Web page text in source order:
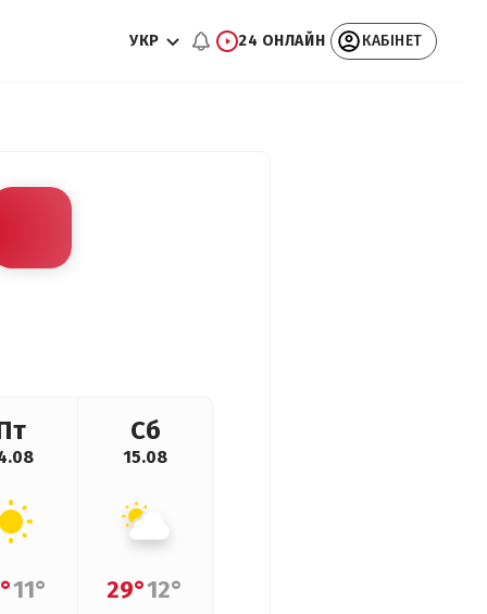
УКР 24 ОНЛАЙН КАБІНЕТ
11°
Сб
15.08
29°12°